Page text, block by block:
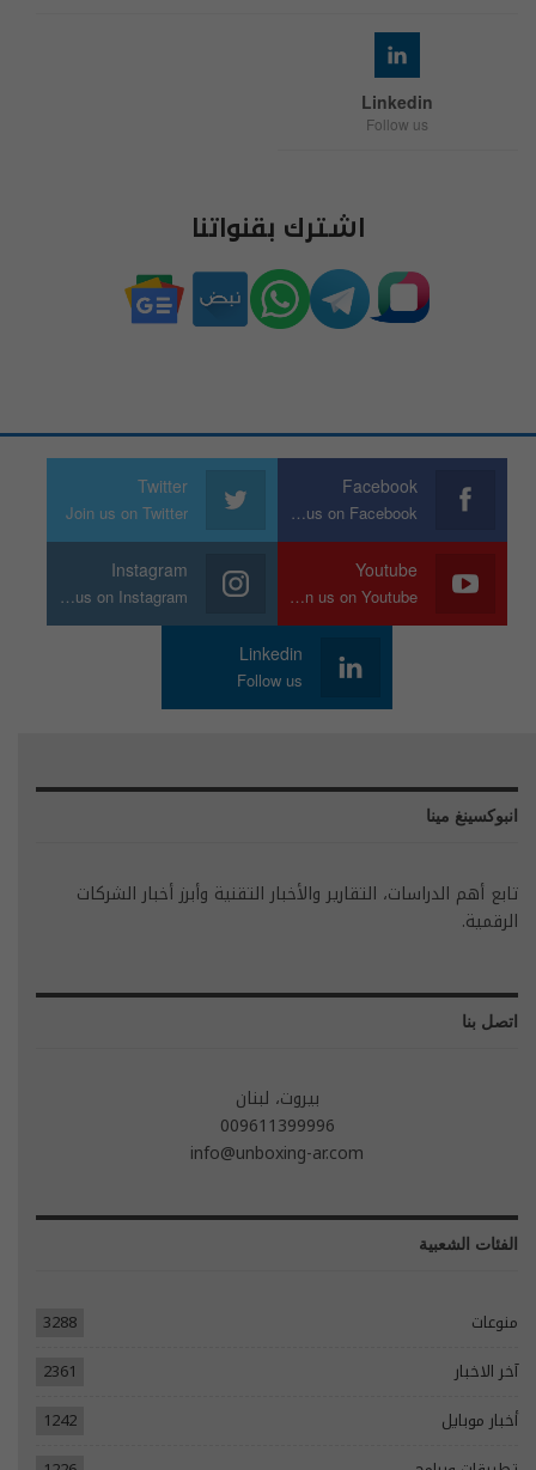
Linkedin
Follow us
اشترك بقنواتنا
Facebook
Join us on Facebook
Twitter
Join us on Twitter
Youtube
Join us on Youtube
Instagram
Join us on Instagram
Linkedin
Follow us
انبوكسينغ مينا
تابع أهم الدراسات، التقارير والأخبار التقنية وأبرز أخبار الشركات
الرقمية.
اتصل بنا
بيروت، لبنان
009611399996
info@unboxing-ar.com
الفئات الشعبية
منوعات
3288
آخر الاخبار
2361
أخبار موبايل
1242